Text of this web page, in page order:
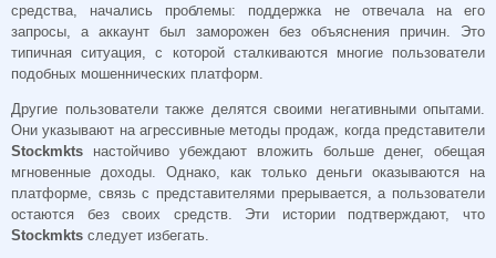
средства, начались проблемы: поддержка не отвечала на его
запросы, а аккаунт был заморожен без объяснения причин. Это
типичная ситуация, с которой сталкиваются многие пользователи
подобных мошеннических платформ.
Другие пользователи также делятся своими негативными опытами.
Они указывают на агрессивные методы продаж, когда представители
Stockmkts настойчиво убеждают вложить больше денег, обещая
мгновенные доходы. Однако, как только деньги оказываются на
платформе, связь с представителями прерывается, а пользователи
остаются без своих средств. Эти истории подтверждают, что
Stockmkts следует избегать.